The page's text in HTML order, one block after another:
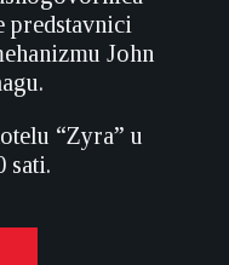
predstavnici
John
“Zyra” u
sati.